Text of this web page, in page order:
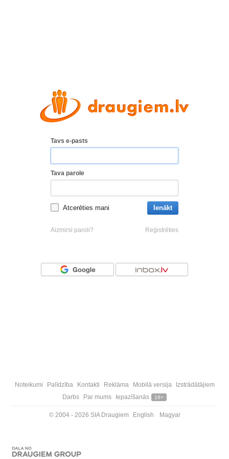
Tavs e-pasts
Tava parole
Atcerēties mani Ienākt
Aizmirsi paroli? Reģistrēties
Noteikumi Palīdzība Kontakti Reklāma Mobilā versija
Izstrādātājiem
Darbs
Par mums Iepazīšanās 18+
© 2004 - 2026 SIA Draugiem English Magyar